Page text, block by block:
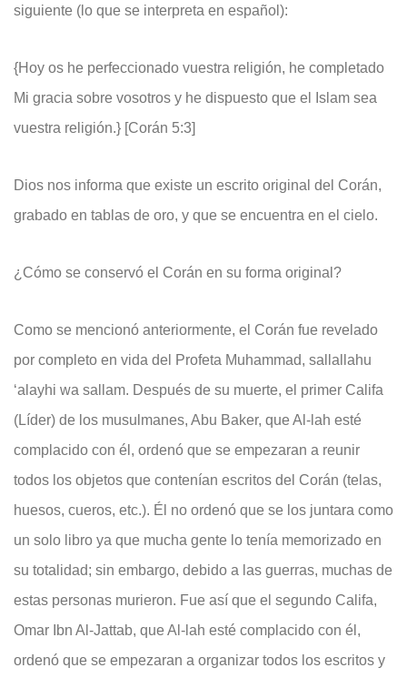
siguiente (lo que se interpreta en español):
{Hoy os he perfeccionado vuestra religión, he completado
Mi gracia sobre vosotros y he dispuesto que el Islam sea
vuestra religión.} [Corán 5:3]
Dios nos informa que existe un escrito original del Corán,
grabado en tablas de oro, y que se encuentra en el cielo.
¿Cómo se conservó el Corán en su forma original?
Como se mencionó anteriormente, el Corán fue revelado
por completo en vida del Profeta Muhammad, sallallahu
‘alayhi wa sallam. Después de su muerte, el primer Califa
(Líder) de los musulmanes, Abu Baker, que Al-lah esté
complacido con él, ordenó que se empezaran a reunir
todos los objetos que contenían escritos del Corán (telas,
huesos, cueros, etc.). Él no ordenó que se los juntara como
un solo libro ya que mucha gente lo tenía memorizado en
su totalidad; sin embargo, debido a las guerras, muchas de
estas personas murieron. Fue así que el segundo Califa,
Omar Ibn Al-Jattab, que Al-lah esté complacido con él,
ordenó que se empezaran a organizar todos los escritos y